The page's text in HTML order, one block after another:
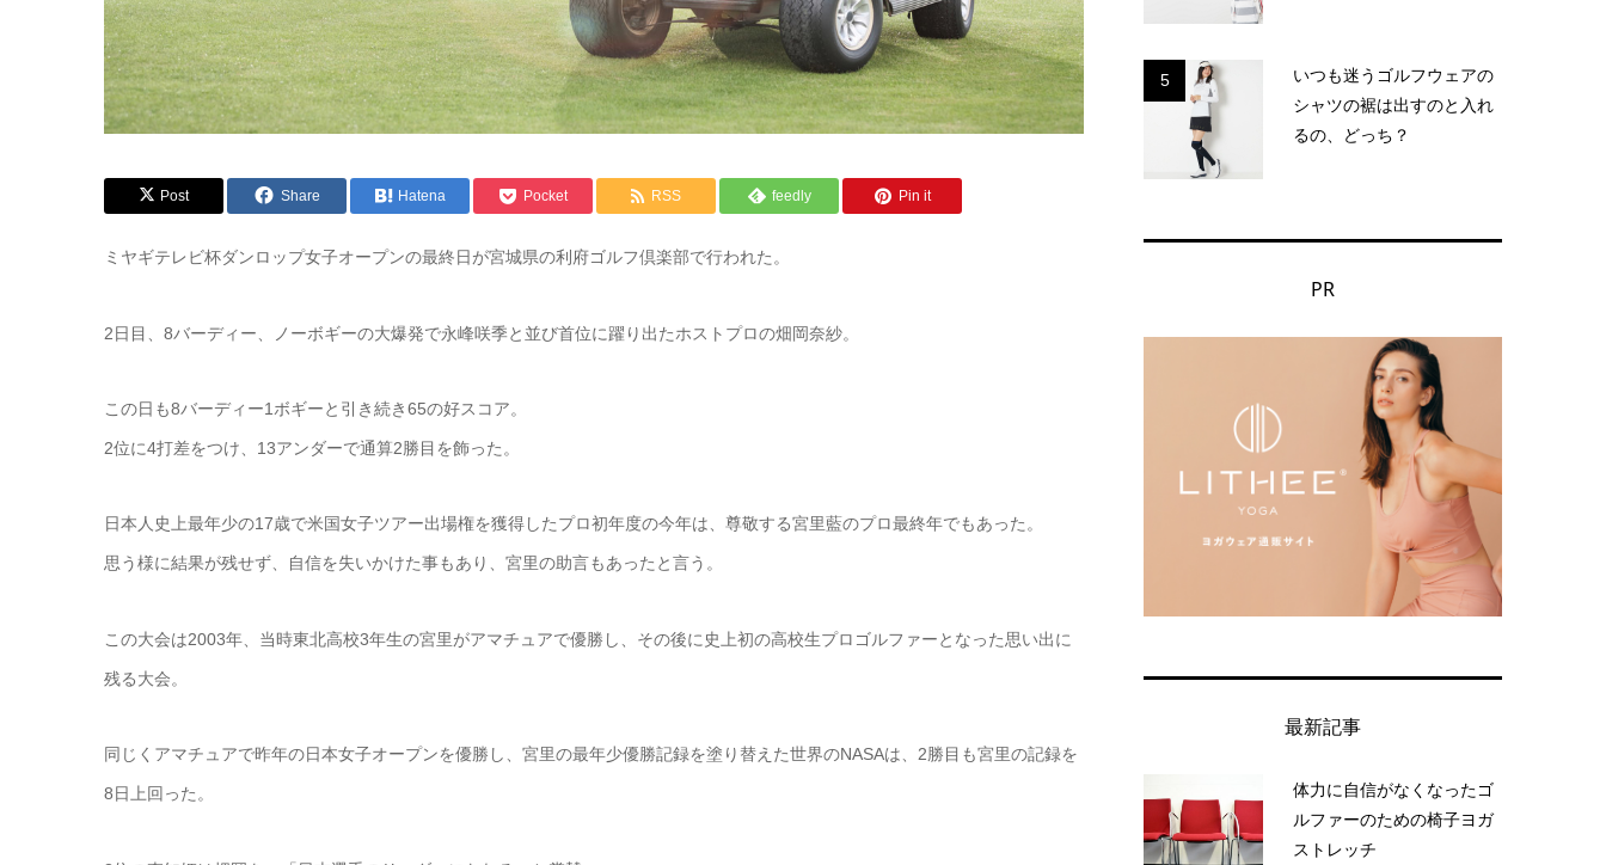
Post Share Hatena Pocket RSS feedly Pin it
ミヤギテレビ杯ダンロップ女子オープンの最終日が宮城県の利府ゴルフ倶楽部で行われた。
2日目、8バーディー、ノーボギーの大爆発で永峰咲季と並び首位に躍り出たホストプロの畑岡奈紗。
この日も8バーディー1ボギーと引き続き65の好スコア。
2位に4打差をつけ、13アンダーで通算2勝目を飾った。
日本人史上最年少の17歳で米国女子ツアー出場権を獲得したプロ初年度の今年は、尊敬する宮里藍のプロ最終年でもあった。
思う様に結果が残せず、自信を失いかけた事もあり、宮里の助言もあったと言う。
この大会は2003年、当時東北高校3年生の宮里がアマチュアで優勝し、その後に史上初の高校生プロゴルファーとなった思い出に
残る大会。
同じくアマチュアで昨年の日本女子オープンを優勝し、宮里の最年少優勝記録を塗り替えた世界のNASAは、2勝目も宮里の記録を
8日上回った。
5
いつも迷うゴルフウェアの
シャツの裾は出すのと入れ
るの、どっち？
PR
最新記事
体力に自信がなくなったゴ
ルファーのための椅子ヨガ
ストレッチ